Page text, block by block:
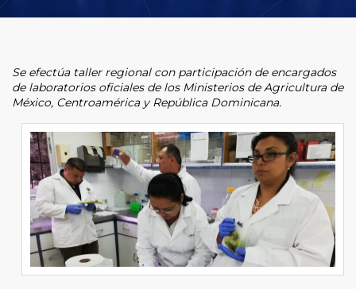
Se efectúa taller regional con participación de encargados
de laboratorios oficiales de los Ministerios de Agricultura de
México, Centroamérica y República Dominicana.